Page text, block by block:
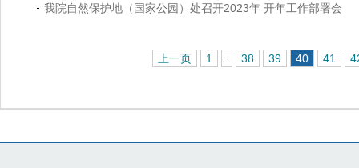
我院自然保护地（国家公园）处召开2023年 开年工作部署会
上一页 1 ... 38 39 40 41